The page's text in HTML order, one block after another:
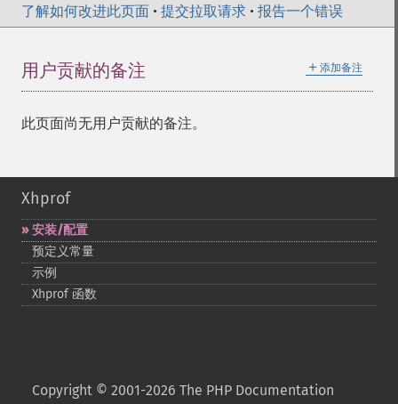
了解如何改进此页面 • 提交拉取请求 • 报告一个错误
＋ 添加备注
用户贡献的备注
此页面尚无用户贡献的备注。
Xhprof
安装/配置
预定义常量
示例
Xhprof 函数
Copyright © 2001-2026 The PHP Documentation